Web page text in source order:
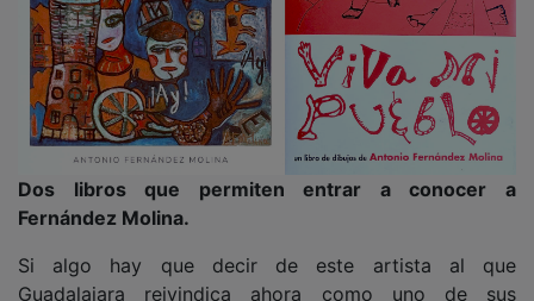
Dos libros que permiten entrar a conocer a
Fernández Molina.
Guadalajara reivindica ahora como uno de sus